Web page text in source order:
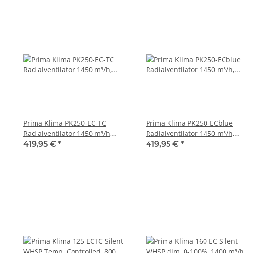
Prima Klima PK250-EC-TC
Radialventilator 1450 m³/h,
Temp./Drehzahl, Flansch: 250
419,95 € *
Prima Klima PK250-ECblue
Radialventilator 1450 m³/h,
Flansch: 250 / RJ-Anschluss
419,95 € *